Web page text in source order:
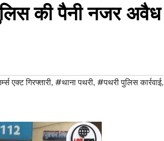
की पैनी नजर अवैध
एक्ट गिरफ्तारी, #थाना पथरी, #पथरी पुलिस कार्रवाई,